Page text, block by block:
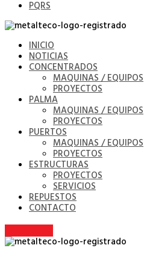
PQRS
INICIO
NOTICIAS
CONCENTRADOS
MAQUINAS / EQUIPOS
PROYECTOS
PALMA
MAQUINAS / EQUIPOS
PROYECTOS
PUERTOS
MAQUINAS / EQUIPOS
PROYECTOS
ESTRUCTURAS
PROYECTOS
SERVICIOS
REPUESTOS
CONTACTO